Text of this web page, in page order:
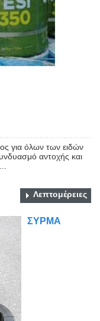
για όλων των ειδών
αντοχής και
Λεπτομέρειες
ΣΥΡΜΑ